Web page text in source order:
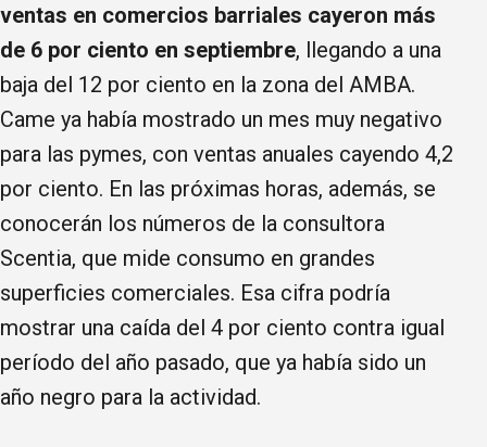
ventas en comercios barriales cayeron más
de 6 por ciento en septiembre, llegando a una
baja del 12 por ciento en la zona del AMBA.
Came ya había mostrado un mes muy negativo
para las pymes, con ventas anuales cayendo 4,2
por ciento. En las próximas horas, además, se
conocerán los números de la consultora
Scentia, que mide consumo en grandes
superficies comerciales. Esa cifra podría
mostrar una caída del 4 por ciento contra igual
período del año pasado, que ya había sido un
año negro para la actividad.